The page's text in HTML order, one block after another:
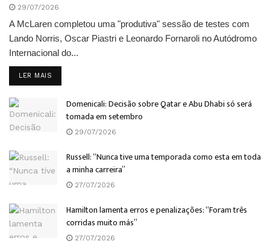
29/07/2026
A McLaren completou uma "produtiva" sessão de testes com
Lando Norris, Oscar Piastri e Leonardo Fornaroli no Autódromo
Internacional do...
LER MAIS
Domenicali: Decisão sobre Qatar e Abu Dhabi só será
tomada em setembro
29/07/2026
Russell: “Nunca tive uma temporada como esta em toda
a minha carreira”
27/07/2026
Hamilton lamenta erros e penalizações: “Foram três
corridas muito más”
27/07/2026